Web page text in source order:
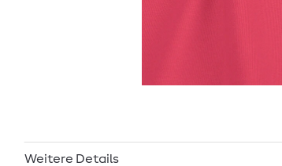
Weitere Details